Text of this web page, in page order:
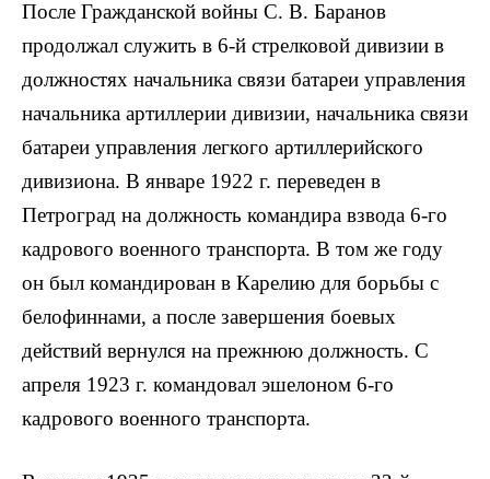
После Гражданской войны С. В. Баранов
продолжал служить в 6-й стрелковой дивизии в
должностях начальника связи батареи управления
начальника артиллерии дивизии, начальника связи
батареи управления легкого артиллерийского
дивизиона. В январе 1922 г. переведен в
Петроград на должность командира взвода 6-го
кадрового военного транспорта. В том же году
он был командирован в Карелию для борьбы с
белофиннами, а после завершения боевых
действий вернулся на прежнюю должность. С
апреля 1923 г. командовал эшелоном 6-го
кадрового военного транспорта.